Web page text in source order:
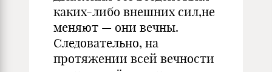
каких-либо внешних сил,не
меняют — они вечны.
Следовательно, на
протяжении всей вечности